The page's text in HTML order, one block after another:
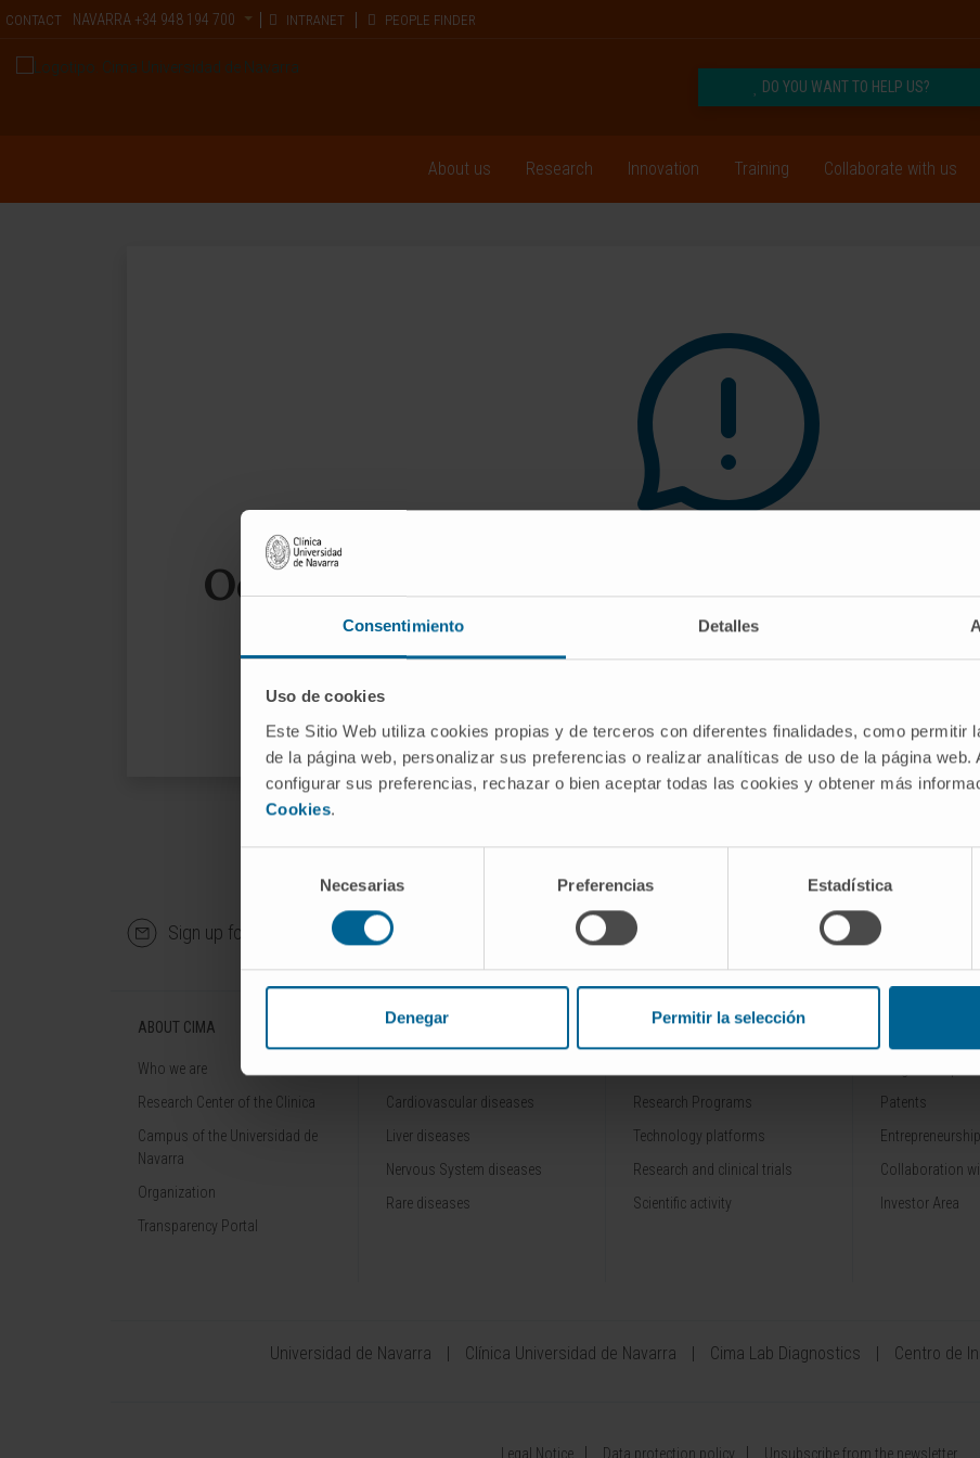
Consentimiento Detalles
Uso de cookies
Este Sitio Web utiliza cookies propias y de terceros con diferentes finalidades, como permitir
de la página web, personalizar sus preferencias o realizar analíticas de uso de la página web.
configurar sus preferencias, rechazar o bien aceptar todas las cookies y obtener más
Cookies.
consentimiento
Necesarias Preferencias Estadística
Denegar Permitir la selección
CONTACT NAVARRA +34 948 194 700 INTRANET PEOPLE FINDER
DO YOU WANT TO HELP US?
About us Research Innovation Training Collaborate with us
Oops, the page you are looking for
Sign up for our newsletter Follow us
ABOUT CIMA
Who we are
Research Center of the Clinica
Campus of the Universidad de
Navarra
Organization
Transparency Portal
DISEASES
Cardiovascular diseases
Liver diseases
Nervous System diseases
Rare diseases
RESEARCH
Research Programs
Technology platforms
Research and clinical trials
Scientific activity
Patents
Collaboration
Investor Area
Universidad de Navarra Clínica Universidad de Navarra Cima Lab Diagnostics Centro de
Legal Notice Data protection policy Unsubscribe from the newsletter